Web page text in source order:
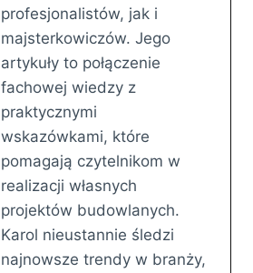
profesjonalistów, jak i
majsterkowiczów. Jego
artykuły to połączenie
fachowej wiedzy z
praktycznymi
wskazówkami, które
pomagają czytelnikom w
realizacji własnych
projektów budowlanych.
Karol nieustannie śledzi
najnowsze trendy w branży,